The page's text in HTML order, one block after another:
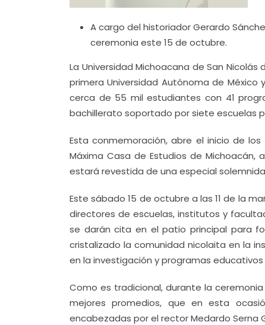
A cargo del historiador Gerardo
ceremonia este 15 de octubre.
La Universidad Michoacana de San
primera Universidad Autónoma de
cerca de 55 mil estudiantes con 41
bachillerato soportado por siete escuelas
Esta conmemoración, abre el inicio de
Máxima Casa de Estudios de
estará revestida de una especial
Este sábado 15 de octubre a las 11 de la
directores de escuelas, institutos y
se darán cita en el patio principal para
cristalizado la comunidad nicolaita en la
en la investigación y programas
Como es tradicional, durante la
mejores promedios, que en esta
encabezadas por el rector Medardo Serna